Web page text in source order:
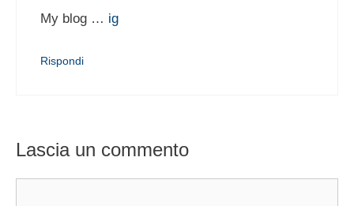
My blog … ig
Rispondi
Lascia un commento